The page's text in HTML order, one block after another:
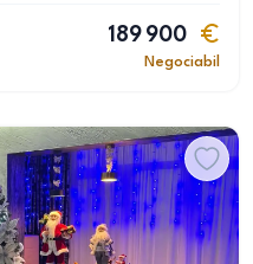
189 900
Negociabil